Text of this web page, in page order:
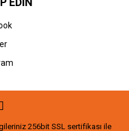
256bit SSL sertifikası ile